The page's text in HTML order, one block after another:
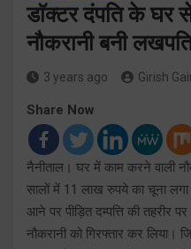
डाॅक्टर दंपति के घर
नौकरानी बनी
3 years ago Girish
Share Now
नैनीताल। घर में काम करने वाली
सालों में 11 लाख रुपये का चूना
आने पर पीड़ित दम्पत्ति की तहरीर
नौकरानी को गिरफ्तार कर